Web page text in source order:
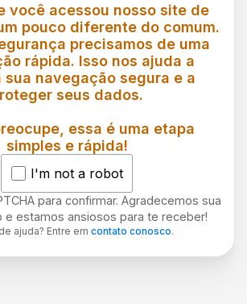
você acessou nosso site de
pouco diferente do comum.
precisamos de uma
rápida. Isso nos ajuda a
sua navegação segura e a
seus dados.
essa é uma etapa
simples e rápida!
I'm not a robot
para confirmar. Agradecemos sua
e estamos ansiosos para te receber!
ajuda? Entre em contato conosco.